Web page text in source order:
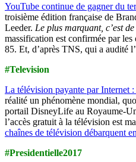
YouTube continue de gagner du
troisième édition française de
Leeder. Le plus marquant, c’est
massification est confirmée par
85. Et, d’après TNS, qui a audité
#Television
La télévision payante par Internet
réalité un phénomène mondial,
portail DisneyLife au Royaume-
l’accès gratuit à la télévision est
chaînes de télévision débarquent
#Presidentielle2017